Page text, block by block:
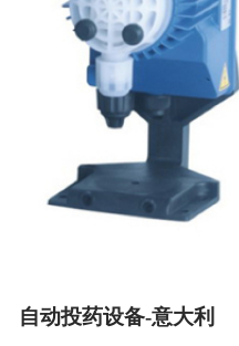
自动投药设备-意大利